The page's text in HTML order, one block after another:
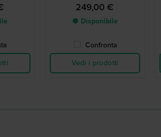
249,00 €
● Disponibile
Confronta
Vedi i prodotti